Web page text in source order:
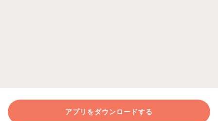
アプリをダウンロードする